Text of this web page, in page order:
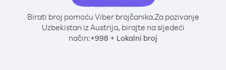
Birati broj pomoću Viber brojčanika.Za pozivanje
Uzbekistan iz Austrija, birajte na sljedeći
način:+998 + Lokalni broj